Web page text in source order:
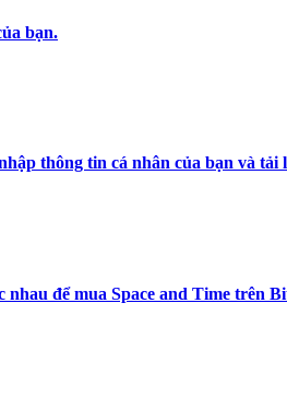
dịch, v.v.
bạn.
thông tin cá nhân của bạn và tải
để mua Space and Time trên